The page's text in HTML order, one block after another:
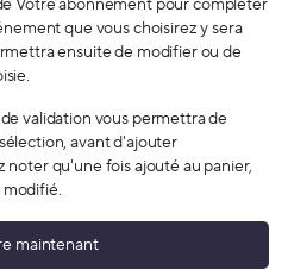
Votre abonnement pour compléter
que vous choisirez y sera
ensuite de modifier ou de
validation vous permettra de
avant d'ajouter
noter qu'une fois ajouté au panier,
maintenant